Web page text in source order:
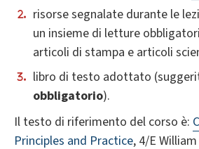
risorse segnalate durante le
un insieme di letture
articoli di stampa e articoli
libro di testo adottato
obbligatorio).
Il testo di riferimento del corso è:
Principles and Practice, 4/E